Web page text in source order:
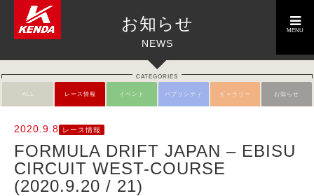
toggle
navigation
MENU
お知らせ
NEWS
CATEGORIES
ALL レース情報 イベント パブリシティ ギャラリー お知らせ
2020.9.8 レース情報
FORMULA DRIFT JAPAN – EBISU
CIRCUIT WEST-COURSE
(2020.9.20 / 21)